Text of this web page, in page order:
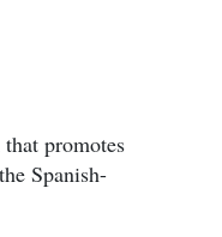
promotes
Spanish-